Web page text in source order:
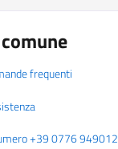
frequenti
+39 0776 949012